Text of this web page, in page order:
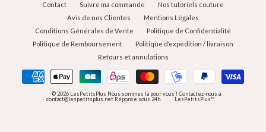
Contact Suivre ma commande
Nos tutoriels couture
Avis de nos Clientes
Mentions Légales
Conditions Générales de Vente
Politique de Confidentialité
Politique de Remboursement
Politique d’expédition / livraison
Retours et annulations
© 2026 LesPetitsPlus Nous sommes là pour vous ! Contactez-nous à
contact@lespetitsplus.net Réponse sous 24h.
LesPetitsPlus™